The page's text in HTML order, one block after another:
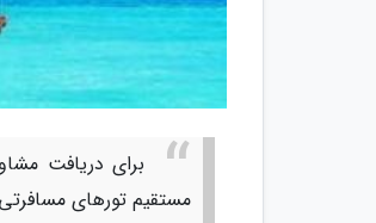
برای دریافت
مستقیم تورهای